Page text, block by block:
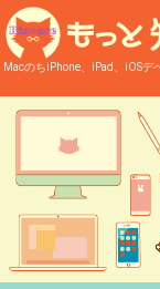
MacのちiPhone、iPad、iOS